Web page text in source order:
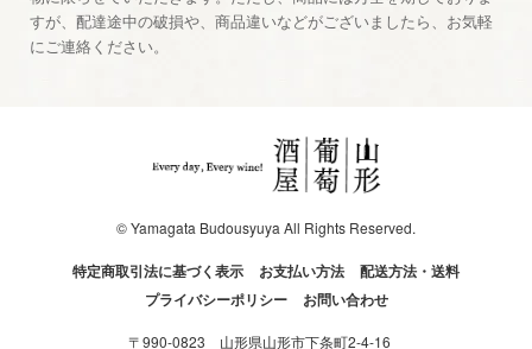
すが、配達途中の破損や、商品違いなどがございましたら、お気軽
にご連絡ください。
© Yamagata Budousyuya All Rights Reserved.
特定商取引法に基づく表示 お支払い方法
配送方法・送料
プライバシーポリシー
お問い合わせ
〒990-0823 山形県山形市下条町2-4-16